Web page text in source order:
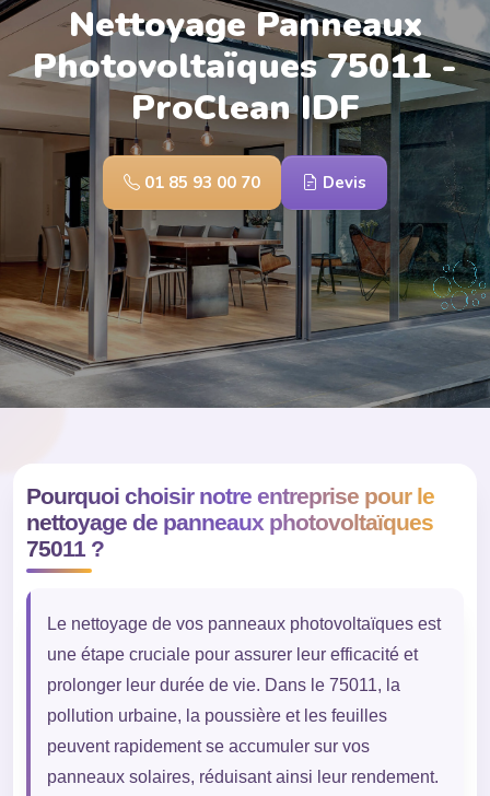
Nettoyage Panneaux
Photovoltaïques 75011 -
ProClean IDF
01 85 93 00 70 Devis
Pourquoi choisir notre entreprise pour le
nettoyage de panneaux photovoltaïques
75011 ?
Le nettoyage de vos panneaux photovoltaïques est
une étape cruciale pour assurer leur efficacité et
prolonger leur durée de vie. Dans le 75011, la
pollution urbaine, la poussière et les feuilles
peuvent rapidement se accumuler sur vos
panneaux solaires, réduisant ainsi leur rendement.